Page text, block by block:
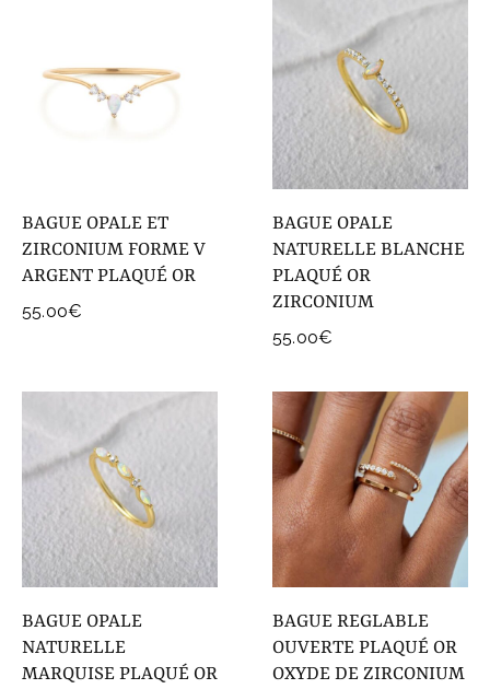
BAGUE OPALE ET
ZIRCONIUM FORME V
ARGENT PLAQUÉ OR
55.00€
BAGUE OPALE
NATURELLE BLANCHE
PLAQUÉ OR
ZIRCONIUM
55.00€
BAGUE OPALE
NATURELLE
MARQUISE PLAQUÉ OR
BAGUE REGLABLE
OUVERTE PLAQUÉ OR
OXYDE DE ZIRCONIUM